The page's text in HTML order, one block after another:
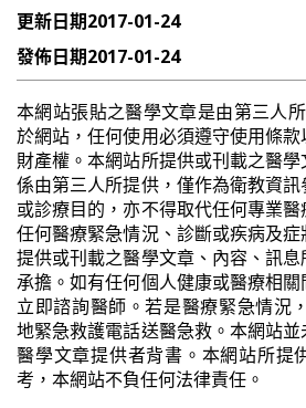
更新日期2017-01-24
發佈日期2017-01-24
本網站張貼之醫學文章是由第三人
於網站，任何使用必須遵守使用條
財產權。本網站所提供或刊載之醫
係由第三人所提供，僅作為衛教資
或診療目的，亦不得取代任何專業
任何醫療緊急情況、診斷或疾病及
提供或刊載之醫學文章、內容、訊
承擔。如有任何個人健康或醫療相
立即諮詢醫師。若是醫療緊急情況
地緊急救護電話送醫急救。本網站
醫學文章提供者背書。本網站所提
考，本網站不負任何法律責任。